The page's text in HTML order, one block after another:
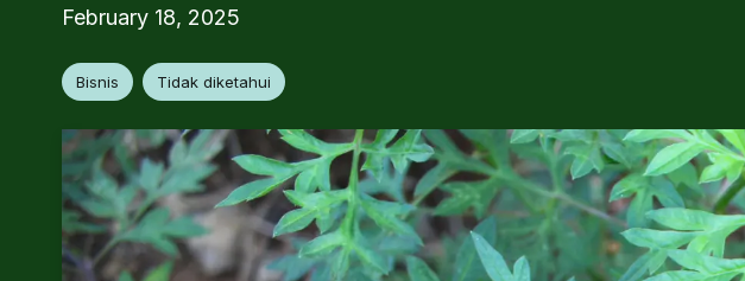
February 18, 2025
Bisnis Tidak diketahui